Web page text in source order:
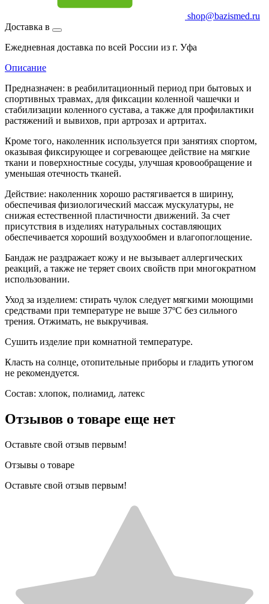
shop@bazismed.ru
Доставка в
Ежедневная доставка по всей России из г. Уфа
Описание
Предназначен: в реабилитационный период при бытовых и
спортивных травмах, для фиксации коленной чашечки и
стабилизации коленного сустава, а также для профилактики
растяжений и вывихов, при артрозах и артритах.
Кроме того, наколенник используется при занятиях спортом,
оказывая фиксирующее и согревающее действие на мягкие
ткани и поверхностные сосуды, улучшая кровообращение и
уменьшая отечность тканей.
Действие: наколенник хорошо растягивается в ширину,
обеспечивая физиологический массаж мускулатуры, не
снижая естественной пластичности движений. За счет
присутствия в изделиях натуральных составляющих
обеспечивается хороший воздухообмен и влагопоглощение.
Бандаж не раздражает кожу и не вызывает аллергических
реакций, а также не теряет своих свойств при многократном
использовании.
Уход за изделием: стирать чулок следует мягкими моющими
средствами при температуре не выше 37ºC без сильного
трения. Отжимать, не выкручивая.
Сушить изделие при комнатной температуре.
Класть на солнце, отопительные приборы и гладить утюгом
не рекомендуется.
Состав: хлопок, полиамид, латекс
Отзывов о товаре еще нет
Оставьте свой отзыв первым!
Отзывы о товаре
Оставьте свой отзыв первым!